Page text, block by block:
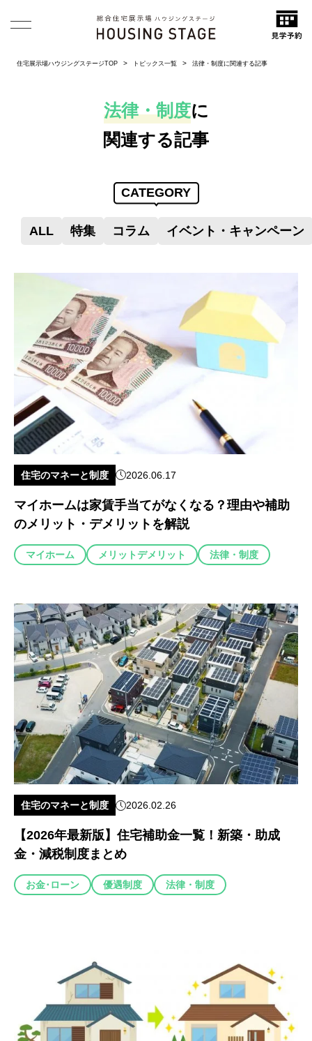
住宅展示場ハウジングステージTOP トピックス一覧 法律・制度に関連する記事
法律・制度に
関連する記事
CATEGORY
ALL 特集 コラム イベント・キャンペーン
住宅のマネーと制度 2026.06.17
マイホームは家賃手当てがなくなる？理由や補助
のメリット・デメリットを解説
マイホーム メリットデメリット 法律・制度
住宅のマネーと制度 2026.02.26
【2026年最新版】住宅補助金一覧！新築・助成
金・減税制度まとめ
お金･ローン 優遇制度 法律・制度